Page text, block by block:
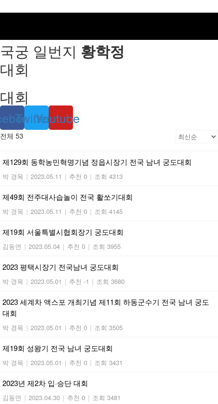
국궁 일번지 황학정
대회
대회
TwitterYoutube
전체 53
제129회 동학농민혁명기념 정읍시장기 전국 남녀 궁도대회
박 경목 | 2023.05.11 | 추천 0 | 조회 4313
제49회 전주대사습놀이 전국 활쏘기대회
박 경목 | 2023.05.11 | 추천 0 | 조회 4145
제19회 서울특별시협회장기 궁도대회
김동연 | 2023.05.04 | 추천 0 | 조회 3955
2023 평택시장기 전국남녀 궁도대회
박 경목 | 2023.05.01 | 추천 -1 | 조회 3680
2023 세계차 액스포 개최기념 제11회 하동군수기 전국 남녀 궁도
대회
박 경목 | 2023.05.01 | 추천 0 | 조회 3505
제19회 성왕기 전국 남녀 궁도대회
박 경목 | 2023.05.01 | 추천 0 | 조회 3431
2023년 제2차 입·승단 대회
김동연 | 2023.04.30 | 추천 0 | 조회 3481